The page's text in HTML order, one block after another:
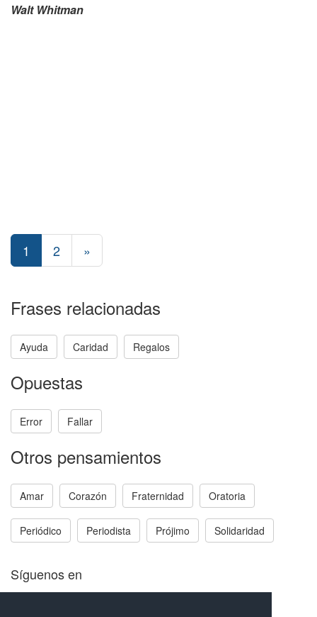
Walt Whitman
1 2 »
Frases relacionadas
Ayuda Caridad Regalos
Opuestas
Error Fallar
Otros pensamientos
Amar Corazón Fraternidad Oratoria
Periódico Periodista Prójimo Solidaridad
Síguenos en